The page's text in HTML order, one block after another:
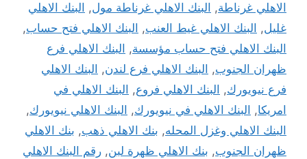
الاهلي غرناطة, البنك الاهلي غرناطة مول, البنك الاهلي
غليل, البنك الاهلي غيط العنب, البنك الاهلي فتح حساب,
البنك الاهلي فتح حساب مؤسسة, البنك الاهلي فرع
ظهران الجنوب, البنك الاهلي فرع لندن, البنك الاهلي
فرع نيويورك, البنك الاهلي فروع, البنك الاهلي في
امريكا, البنك الاهلي في نيويورك, البنك الاهلي نيويورك,
البنك الاهلي وغزل المحله, بنك الاهلي ذهب, بنك الاهلي
ظهران الجنوب, بنك الاهلي ظهرة لبن, رقم البنك الاهلي